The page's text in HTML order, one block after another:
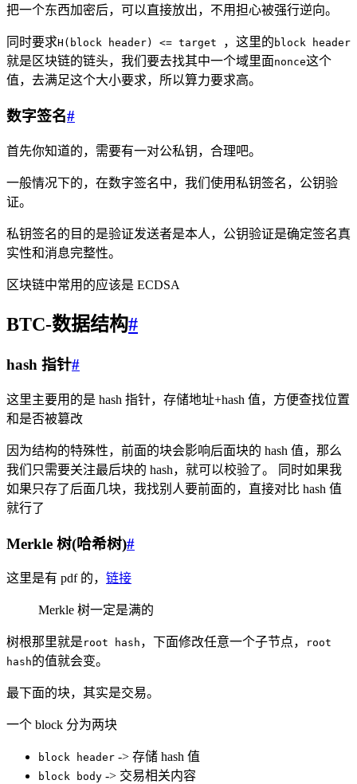
把一个东西加密后，可以直接放出，不用担心被强行逆向。
同时要求H(block header) <= target ，这里的 block header
就是区块链的链头，我们要去找其中一个域里面nonce这个
值，去满足这个大小要求，所以算力要求高。
数字签名#
首先你知道的，需要有一对公私钥，合理吧。
一般情况下的，在数字签名中，我们使用私钥签名，公钥验
证。
私钥签名的目的是验证发送者是本人，公钥验证是确定签名真
实性和消息完整性。
区块链中常用的应该是 ECDSA
BTC-数据结构#
hash 指针#
这里主要用的是 hash 指针，存储地址+hash 值，方便查找位置
和是否被篡改
因为结构的特殊性，前面的块会影响后面块的 hash 值，那么
我们只需要关注最后块的 hash，就可以校验了。 同时如果我
如果只存了后面几块，我找别人要前面的，直接对比 hash 值
就行了
Merkle 树(哈希树)#
这里是有 pdf 的， 链接
Merkle 树一定是满的
树根那里就是 root hash ，下面修改任意一个子节点，
root
hash 的值就会变。
最下面的块，其实是交易。
一个 block 分为两块
block header -> 存储 hash 值
block body -> 交易相关内容